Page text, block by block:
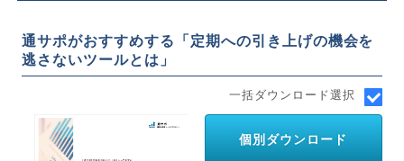
通サポがおすすめする「定期への引き上げの機会を
逃さないツールとは」
一括ダウンロード選択
個別ダウンロード